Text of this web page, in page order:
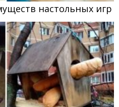
настольных игр